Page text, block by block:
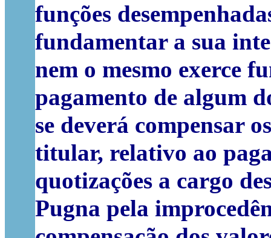
funções
fundamentar a sua
nem o mesmo exerce
pagamento de algum
se deverá compensar
titular, relativo ao
quotizações a cargo
Pugna pela